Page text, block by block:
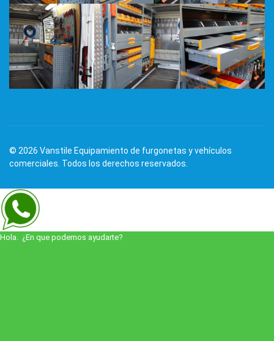
© 2026 Vanstile Equipamiento de furgonetas y vehículos
comerciales. Todos los derechos reservados.
Hola. ¿En que podemos ayudarte?